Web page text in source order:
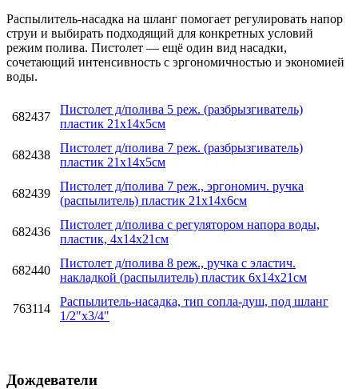
Распылитель-насадка на шланг помогает регулировать напор
струи и выбирать подходящий для конкретных условий
режим полива. Пистолет — ещё один вид насадки,
сочетающий интенсивность с эргономичностью и экономией
воды.
682437
Пистолет д/полива 5 реж. (разбрызгиватель)
пластик 21х14х5см
682438
Пистолет д/полива 7 реж. (разбрызгиватель)
пластик 21х14х5см
682439
Пистолет д/полива 7 реж., эргономич. ручка
(распылитель) пластик 21х14х6см
682436
Пистолет д/полива с регулятором напора воды,
пластик, 4х14х21см
682440
Пистолет д/полива 8 реж., ручка с эластич.
накладкой (распылитель) пластик 6х14х21см
763114
Распылитель-насадка, тип сопла-душ, под шланг
1/2"х3/4"
Дождеватели